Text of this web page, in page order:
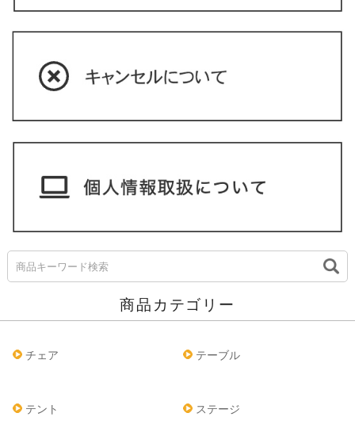
商品カテゴリー
チェア テーブル
テント ステージ